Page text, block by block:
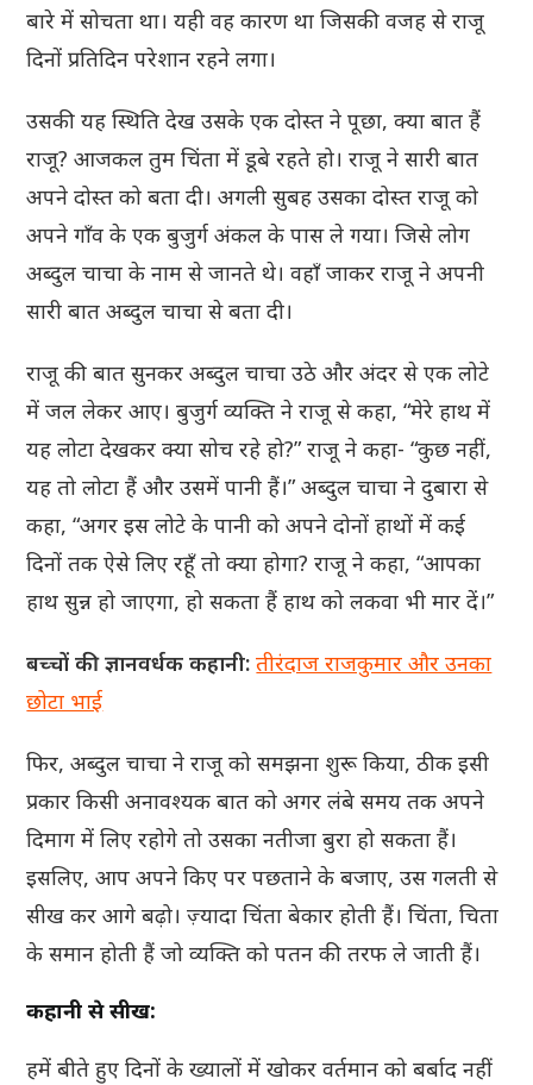
बारे में सोचता था। यही वह कारण था जिसकी वजह से राजू
दिनों प्रतिदिन परेशान रहने लगा।
उसकी यह स्थिति देख उसके एक दोस्त ने पूछा, क्या बात हैं
राजू? आजकल तुम चिंता में डूबे रहते हो। राजू ने सारी बात
अपने दोस्त को बता दी। अगली सुबह उसका दोस्त राजू को
अपने गाँव के एक बुजुर्ग अंकल के पास ले गया। जिसे लोग
अब्दुल चाचा के नाम से जानते थे। वहाँ जाकर राजू ने अपनी
सारी बात अब्दुल चाचा से बता दी।
राजू की बात सुनकर अब्दुल चाचा उठे और अंदर से एक लोटे
में जल लेकर आए। बुजुर्ग व्यक्ति ने राजू से कहा, “मेरे हाथ में
यह लोटा देखकर क्या सोच रहे हो?” राजू ने कहा- “कुछ नहीं,
यह तो लोटा हैं और उसमें पानी हैं।” अब्दुल चाचा ने दुबारा से
कहा, “अगर इस लोटे के पानी को अपने दोनों हाथों में कई
दिनों तक ऐसे लिए रहूँ तो क्या होगा? राजू ने कहा, “आपका
हाथ सुन्न हो जाएगा, हो सकता हैं हाथ को लकवा भी मार दें।”
बच्चों की ज्ञानवर्धक कहानी: तीरंदाज राजकुमार और उनका
छोटा भाई
फिर, अब्दुल चाचा ने राजू को समझना शुरू किया, ठीक इसी
प्रकार किसी अनावश्यक बात को अगर लंबे समय तक अपने
दिमाग में लिए रहोगे तो उसका नतीजा बुरा हो सकता हैं।
इसलिए, आप अपने किए पर पछताने के बजाए, उस गलती से
सीख कर आगे बढ़ो। ज़्यादा चिंता बेकार होती हैं। चिंता, चिता
के समान होती हैं जो व्यक्ति को पतन की तरफ ले जाती हैं।
कहानी से सीख:
हमें बीते हुए दिनों के ख्यालों में खोकर वर्तमान को बर्बाद नहीं